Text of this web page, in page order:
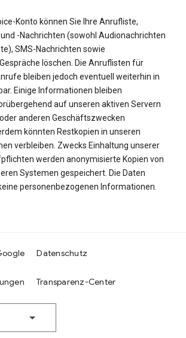
Konto können Sie Ihre Anrufliste,
-Nachrichten (sowohl Audionachrichten
SMS-Nachrichten sowie
löschen. Die Anruflisten für
bleiben jedoch eventuell weiterhin in
Einige Informationen bleiben
auf unseren aktiven Servern
anderen Geschäftszwecken
könnten Restkopien in unseren
verbleiben. Zwecks Einhaltung unserer
werden anonymisierte Kopien von
Systemen gespeichert. Die Daten
personenbezogenen Informationen.
Datenschutz
Transparenz-Center